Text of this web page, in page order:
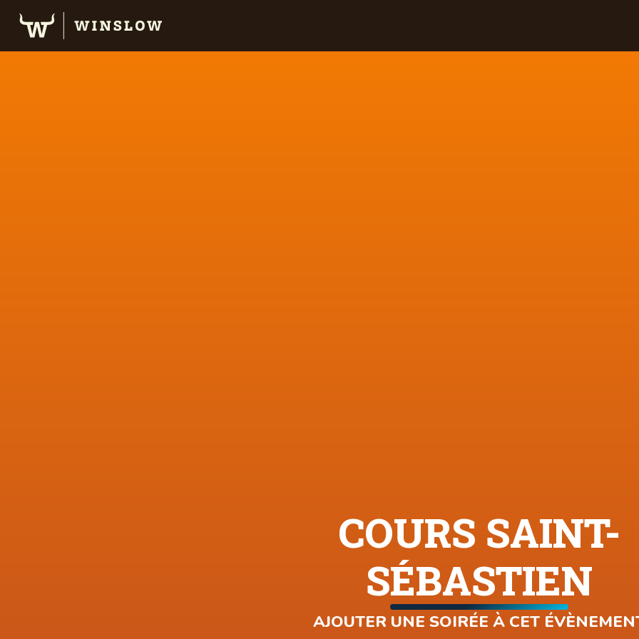
COURS SAINT-
SÉBASTIEN
AJOUTER UNE SOIRÉE À CET